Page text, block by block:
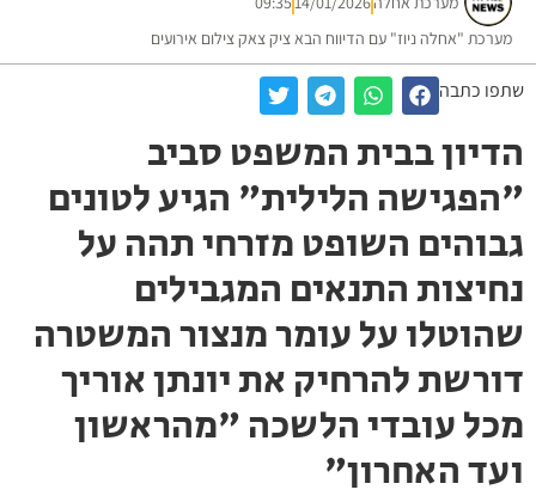
מערכת "אחלה ניוז" עם הדיווח הבא ציק צאק צילום אירועים
שתפו כתבה
הדיון בבית המשפט סביב
"הפגישה הלילית" הגיע לטונים
גבוהים השופט מזרחי תהה על
נחיצות התנאים המגבילים
שהוטלו על עומר מנצור המשטרה
דורשת להרחיק את יונתן אוריך
מכל עובדי הלשכה "מהראשון
ועד האחרון"